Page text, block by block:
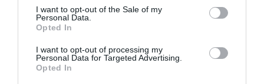
consent section.
I want to opt-out of the Sale of my
Personal Data.
Opted In
I want to opt-out of processing my
Personal Data for Targeted Advertising.
Opted In